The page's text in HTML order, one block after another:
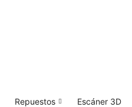
Repuestos Escáner 3D